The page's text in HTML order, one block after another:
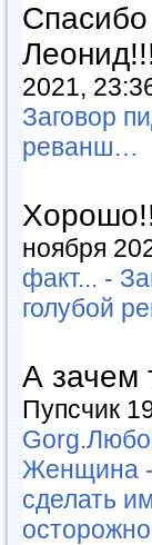
Спасибо
2021,
Заговор
реванш…
ноября
факт... -
голубой
А зачем
Пупсчик
Женщина
сделать